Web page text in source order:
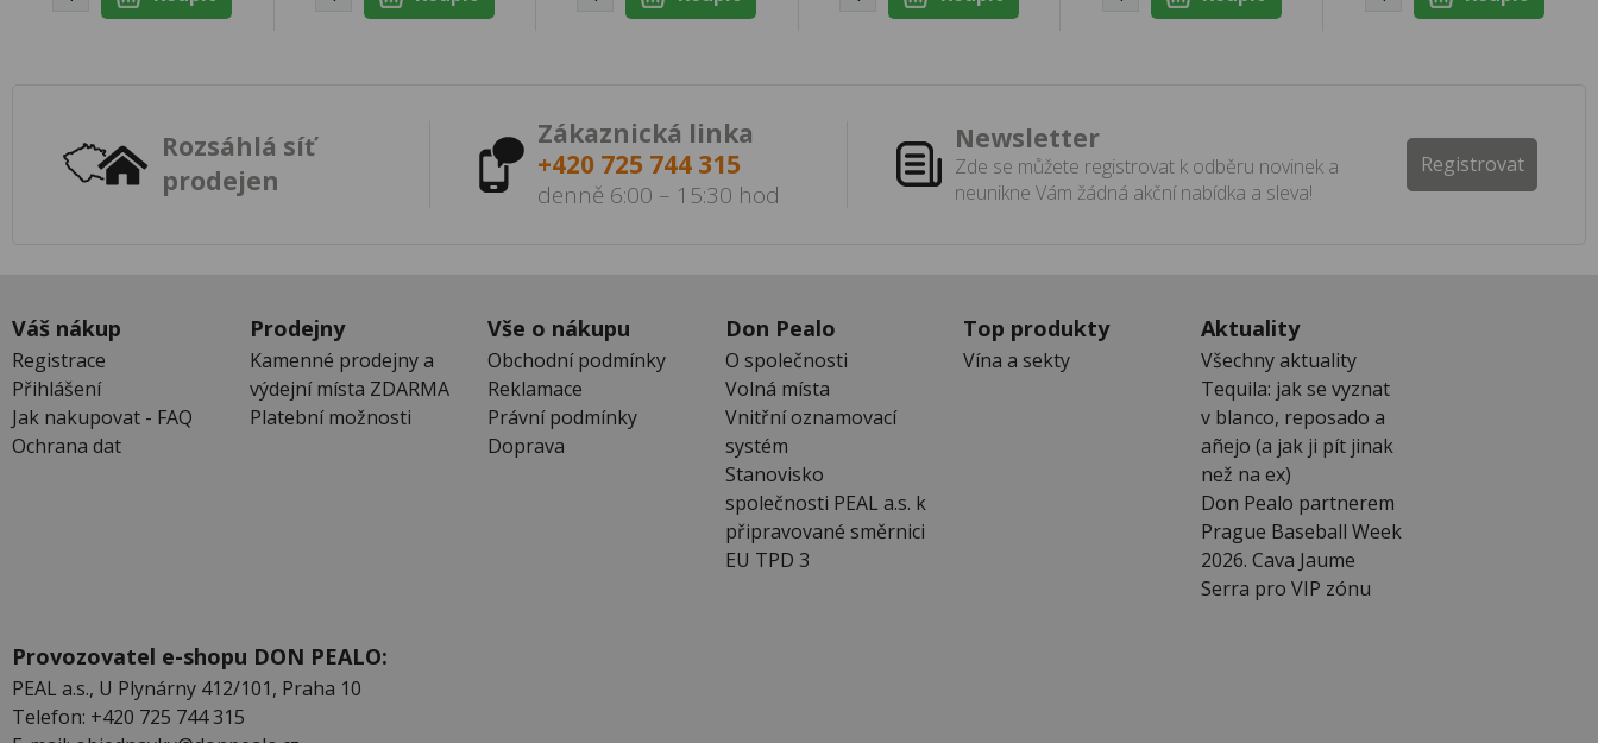
Rozsáhlá síť
prodejen
Zákaznická linka
+420 725 744 315
denně 6:00 – 15:30 hod
Newsletter
Zde se můžete registrovat k odběru novinek a
neunikne Vám žádná akční nabídka a sleva!
Registrovat
Váš nákup
Registrace
Přihlášení
Jak nakupovat - FAQ
Ochrana dat
Prodejny
Kamenné prodejny a
výdejní místa ZDARMA
Platební možnosti
Vše o nákupu
Obchodní podmínky
Reklamace
Právní podmínky
Doprava
Don Pealo
O společnosti
Volná místa
Vnitřní oznamovací
systém
Stanovisko
společnosti PEAL a.s. k
připravované směrnici
EU TPD 3
Top produkty
Vína a sekty
Aktuality
Všechny aktuality
Tequila: jak se vyznat
v blanco, reposado a
añejo (a jak ji pít jinak
než na ex)
Don Pealo partnerem
Prague Baseball Week
2026. Cava Jaume
Serra pro VIP zónu
Provozovatel e-shopu DON PEALO:
PEAL a.s., U Plynárny 412/101, Praha 10
Telefon: +420 725 744 315